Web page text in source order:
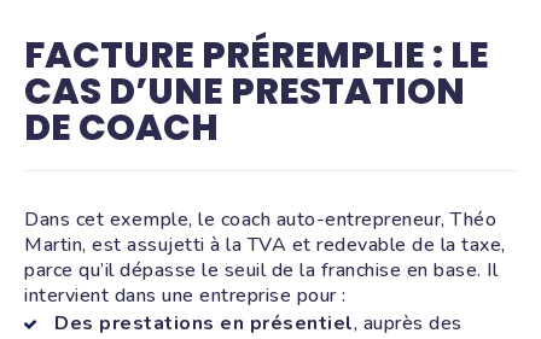
FACTURE PRÉREMPLIE : LE
CAS D’UNE PRESTATION
DE COACH
Dans cet exemple, le coach auto-entrepreneur, Théo
Martin, est assujetti à la TVA et redevable de la taxe,
parce qu’il dépasse le seuil de la franchise en base. Il
intervient dans une entreprise pour :
Des prestations en présentiel, auprès des